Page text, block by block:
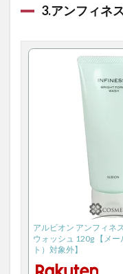
3.アンフィネ
アルビオン アンフィネ
ウォッシュ 120g 【メ
ト）対象外】